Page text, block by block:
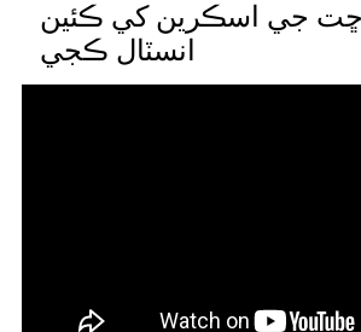
جي اسڪرين کي ڪئين
انسٽال ڪجي